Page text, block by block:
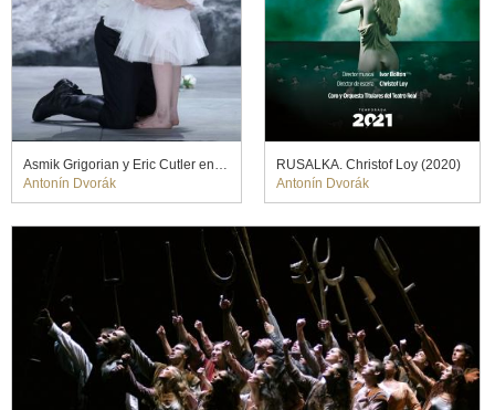
Asmik Grigorian y Eric Cutler en RUSALKA. Christof Loy (2020)
Antonín Dvorák
RUSALKA. Christof Loy (2020)
Antonín Dvorák